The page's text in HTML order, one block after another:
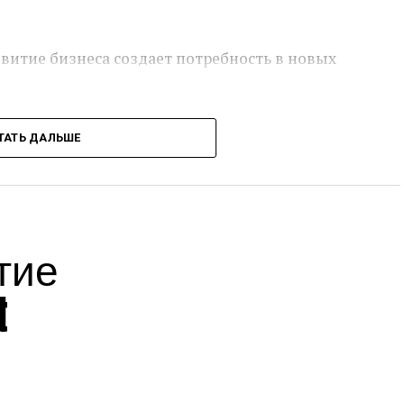
бизнеса создает потребность в новых
е годы и как следствие дефицит молодых
уезжать в Москву, Санкт-
более высоких доходов и перспектив.
заведения готовят специалистов,
и работодателей не всегда совпадают.
ДАЛЬШЕ